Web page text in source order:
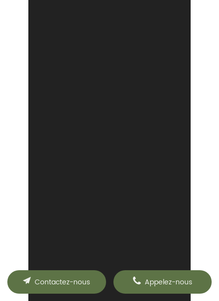
Appelez-nous
Contactez-nous